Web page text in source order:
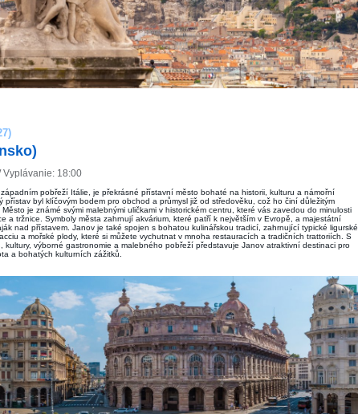
Vyplávanie: 18:00
pobřeží Itálie, je překrásné přístavní město bohaté na historii, kulturu a námořní
přístav byl klíčovým bodem pro obchod a průmysl již od středověku, což ho činí důležitým
je známé svými malebnými uličkami v historickém centru, které vás zavedou do minulosti
a tržnice. Symboly města zahrnují akvárium, které patří k největším v Evropě, a majestátní
nad přístavem. Janov je také spojen s bohatou kulinářskou tradicí, zahrnující typické ligurské
a mořské plody, které si můžete vychutnat v mnoha restauracích a tradičních trattoriích. S
kultury, výborné gastronomie a malebného pobřeží představuje Janov atraktivní destinaci pro
a bohatých kulturních zážitků.